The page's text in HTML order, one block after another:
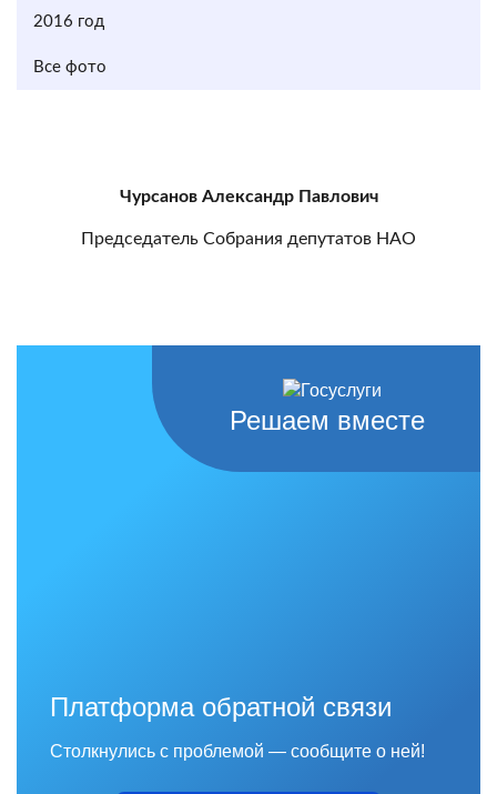
2016 год
Все фото
Чурсанов Александр Павлович
Председатель Собрания депутатов НАО
Решаем вместе
Платформа обратной связи
Столкнулись с проблемой — сообщите о ней!